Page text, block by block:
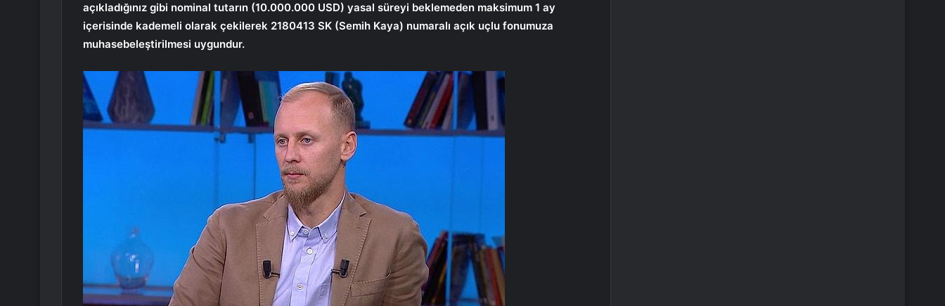
açıkladığınız gibi nominal tutarın (10.000.000 USD) yasal süreyi beklemeden maksimum 1 ay
içerisinde kademeli olarak çekilerek 2180413 SK (Semih Kaya) numaralı açık uçlu fonumuza
muhasebeleştirilmesi uygundur.